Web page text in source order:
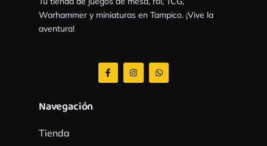
Warhammer y miniaturas en Tampico. ¡Vive la
aventura!
F
a
c
I
n
s
W
h
a
Navegación
Tienda